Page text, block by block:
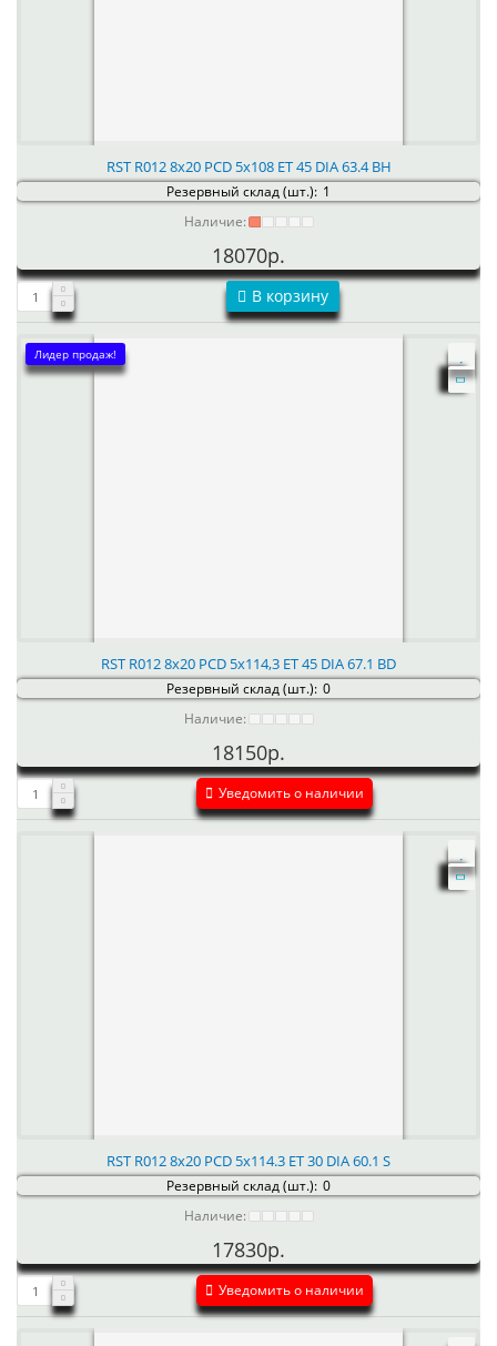
RST R012 8x20 PCD 5x108 ET 45 DIA 63.4 BH
Резервный склад (шт.): 1
Наличие:
18070р.
В корзину
Лидер продаж!
RST R012 8x20 PCD 5x114,3 ET 45 DIA 67.1 BD
Резервный склад (шт.): 0
Наличие:
18150р.
Уведомить о наличии
RST R012 8x20 PCD 5x114.3 ET 30 DIA 60.1 S
Резервный склад (шт.): 0
Наличие:
17830р.
Уведомить о наличии